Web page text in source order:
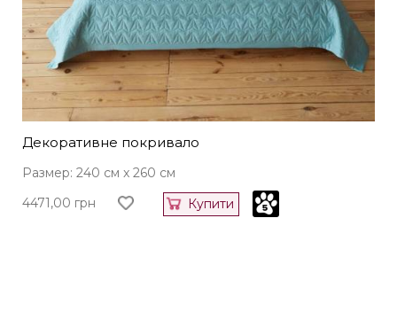
Декоративне покривало
Размер: 240 см x 260 см
4471,00 грн Купити